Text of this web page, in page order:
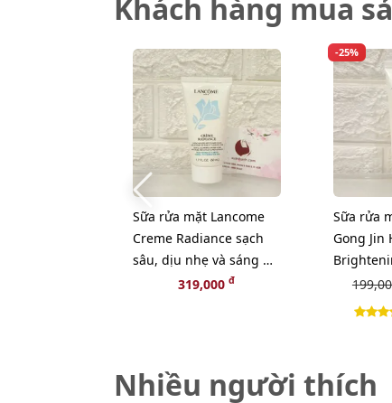
Khách hàng mua
Sữa rửa mặt Lancome
Creme Radiance sạch
sâu, dịu nhẹ và sáng da
- 50ml (NEW)
319,000đ
-25%
Sữa rửa
Gong Jin
tươi
Nhiều người thích